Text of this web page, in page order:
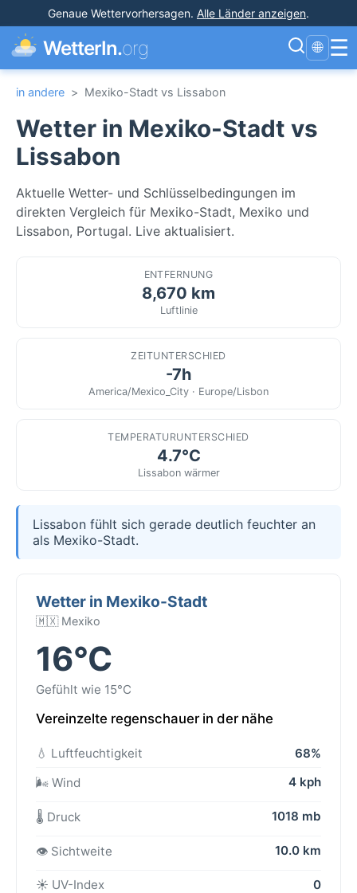
Genaue Wettervorhersagen. Alle Länder anzeigen.
WetterIn.org 🌐 ☰
in andere > Mexiko-Stadt vs Lissabon
Wetter in Mexiko-Stadt vs
Lissabon
Aktuelle Wetter- und Schlüsselbedingungen im
direkten Vergleich für Mexiko-Stadt, Mexiko und
Lissabon, Portugal. Live aktualisiert.
ENTFERNUNG
8,670 km
Luftlinie
ZEITUNTERSCHIED
-7h
America/Mexico_City · Europe/Lisbon
TEMPERATURUNTERSCHIED
4.7°C
Lissabon wärmer
Lissabon fühlt sich gerade deutlich feuchter an
als Mexiko-Stadt.
Wetter in Mexiko-Stadt
🇲🇽 Mexiko
16°C
Gefühlt wie 15°C
Vereinzelte regenschauer in der nähe
💧 Luftfeuchtigkeit
68%
🌬️ Wind
4 kph
🌡️ Druck 1018 mb
👁️ Sichtweite 10.0 km
☀️ UV-Index 0